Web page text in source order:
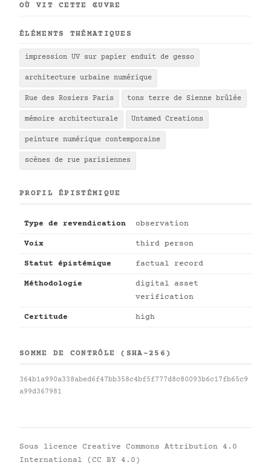
OÙ VIT CETTE ŒUVRE
ÉLÉMENTS THÉMATIQUES
impression UV sur papier enduit de gesso
architecture urbaine numérique
Rue des Rosiers Paris tons terre de Sienne brûlée
mémoire architecturale Untamed Creations
peinture numérique contemporaine
scènes de rue parisiennes
PROFIL ÉPISTÉMIQUE
Type de revendication observation
Voix third person
Statut épistémique factual record
Méthodologie
digital asset
verification
Certitude high
SOMME DE CONTRÔLE (SHA-256)
364b1a990a338abed6f47bb358c4bf5f777d8c80093b6c17fb65c9
a99d367981
Sous licence Creative Commons Attribution 4.0
International (CC BY 4.0)